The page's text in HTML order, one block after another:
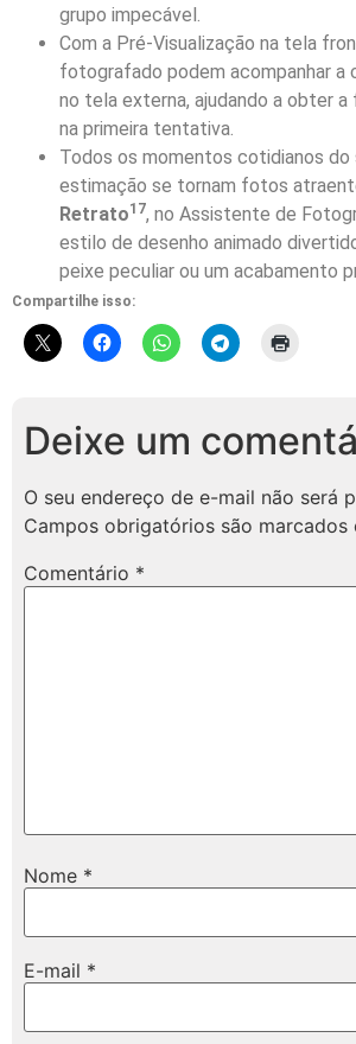
grupo impecável.
Com a Pré-Visualização na tela
fotografado podem acompanhar a
no tela externa, ajudando a obter
na primeira tentativa.
Todos os momentos cotidianos do
estimação se tornam fotos
Retrato17, no Assistente de
estilo de desenho animado
peixe peculiar ou um acabamento
Compartilhe isso:
Deixe um
O seu endereço de e-mail não será
Campos obrigatórios são marcados
Comentário *
Nome *
E-mail *